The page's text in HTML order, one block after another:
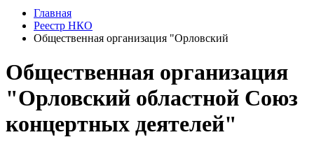
Главная
Реестр НКО
Общественная организация "Орловский
Общественная организация
"Орловский областной Союз
концертных деятелей"